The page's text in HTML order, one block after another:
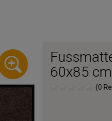
60x85 cm
(0